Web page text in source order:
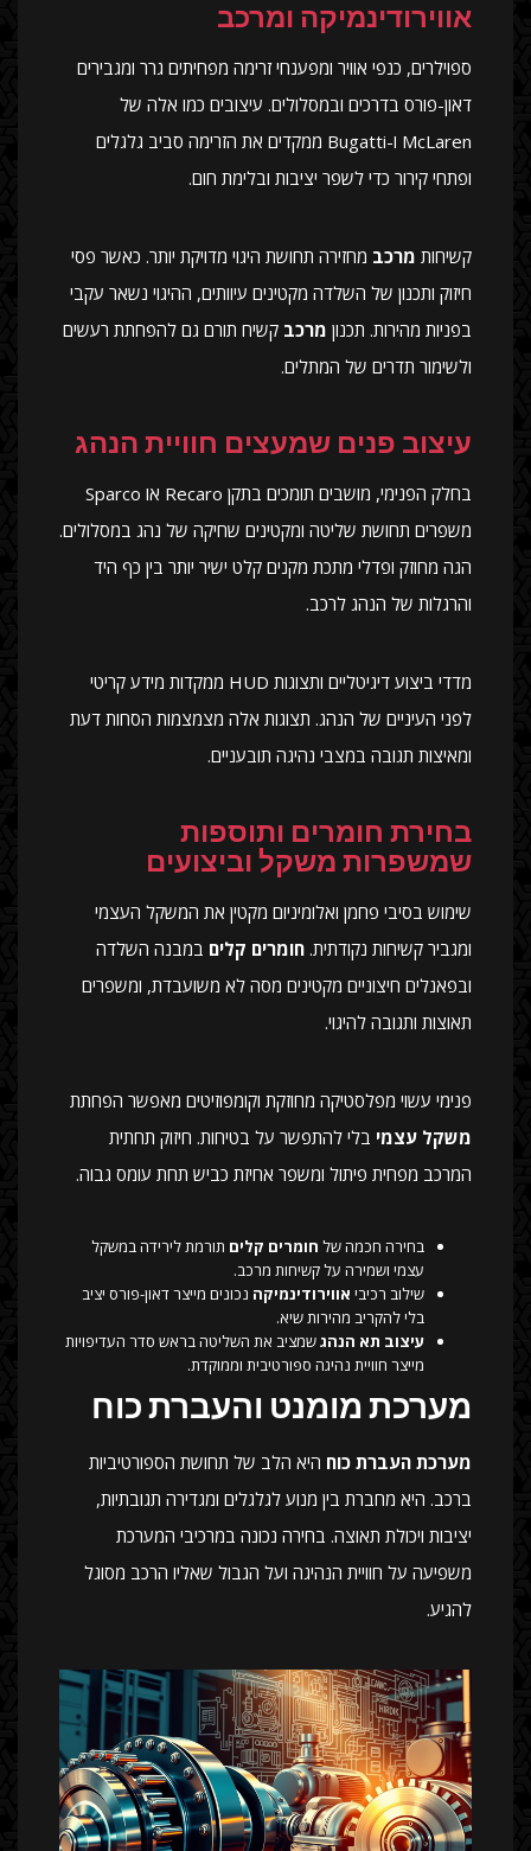
אווירודינמיקה ומרכב
ספוילרים, כנפי אוויר ומפענחי זרימה מפחיתים גרר ומגבירים
דאון-פורס בדרכים ובמסלולים. עיצובים כמו אלה של
McLaren ו-Bugatti ממקדים את הזרימה סביב גלגלים
ופתחי קירור כדי לשפר יציבות ובלימת חום.
קשיחות מרכב מחזירה תחושת היגוי מדויקת יותר. כאשר פסי
חיזוק ותכנון של השלדה מקטינים עיוותים, ההיגוי נשאר עקבי
בפניות מהירות. תכנון מרכב קשיח תורם גם להפחתת רעשים
ולשימור תדרים של המתלים.
עיצוב פנים שמעצים חוויית הנהג
בחלק הפנימי, מושבים תומכים בתקן Recaro או Sparco
משפרים תחושת שליטה ומקטינים שחיקה של נהג במסלולים.
הגה מחוזק ופדלי מתכת מקנים קלט ישיר יותר בין כף היד
והרגלות של הנהג לרכב.
מדדי ביצוע דיגיטליים ותצוגות HUD ממקדות מידע קריטי
לפני העיניים של הנהג. תצוגות אלה מצמצמות הסחות דעת
ומאיצות תגובה במצבי נהיגה תובעניים.
בחירת חומרים ותוספות
שמשפרות משקל וביצועים
שימוש בסיבי פחמן ואלומיניום מקטין את המשקל העצמי
ומגביר קשיחות נקודתית. חומרים קלים במבנה השלדה
ובפאנלים חיצוניים מקטינים מסה לא משועבדת, ומשפרים
תאוצות ותגובה להיגוי.
פנימי עשוי מפלסטיקה מחוזקת וקומפוזיטים מאפשר הפחתת
משקל עצמי בלי להתפשר על בטיחות. חיזוק תחתית
המרכב מפחית פיתול ומשפר אחיזת כביש תחת עומס גבוה.
בחירה חכמה של חומרים קלים תורמת לירידה במשקל
עצמי ושמירה על קשיחות מרכב.
שילוב רכיבי אווירודינמיקה נכונים מייצר דאון-פורס יציב
בלי להקריב מהירות שיא.
עיצוב תא הנהגשמציב את השליטה בראש סדר העדיפויות
מייצר חוויית נהיגה ספורטיבית וממוקדת.
מערכת מומנט והעברת כוח
מערכת העברת כוח היא הלב של תחושת הספורטיביות
ברכב. היא מחברת בין מנוע לגלגלים ומגדירה תגובתיות,
יציבות ויכולת תאוצה. בחירה נכונה במרכיבי המערכת
משפיעה על חוויית הנהיגה ועל הגבול שאליו הרכב מסוגל
להגיע.